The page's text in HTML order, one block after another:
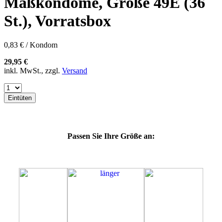
60F
60G
60H
60K
60L
64E
64F
64L
64M
St.), Vorratsbox
0,83 € / Kondom
29,95 €
inkl. MwSt., zzgl. Versand
Eintüten
Passen Sie Ihre Größe an: